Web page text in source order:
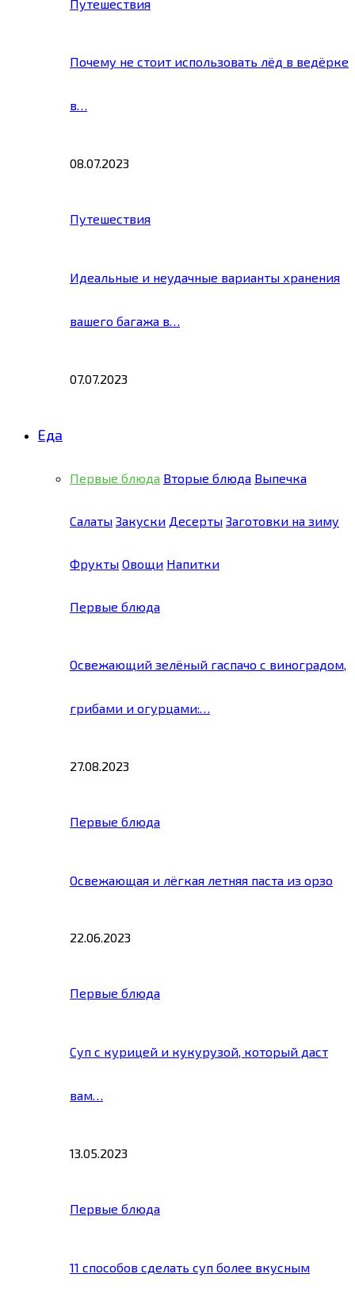
Путешествия
Почему не стоит использовать лёд в ведёрке
в…
08.07.2023
Путешествия
Идеальные и неудачные варианты хранения
вашего багажа в…
07.07.2023
Еда
Первые блюда Вторые блюда Выпечка
Салаты Закуски Десерты Заготовки на зиму
Фрукты Овощи Напитки
Первые блюда
Освежающий зелёный гаспачо с виноградом,
грибами и огурцами:…
27.08.2023
Первые блюда
Освежающая и лёгкая летняя паста из орзо
22.06.2023
Первые блюда
Суп с курицей и кукурузой, который даст
вам…
13.05.2023
Первые блюда
11 способов сделать суп более вкусным